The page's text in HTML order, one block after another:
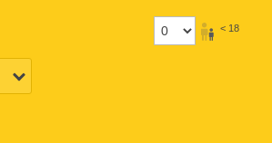
< 18